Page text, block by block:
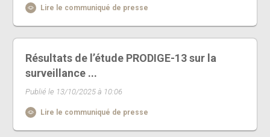
Lire le communiqué de presse
Résultats de l’étude PRODIGE-13 sur la
surveillance ...
Publié le 13/10/2025 à 10:06
Lire le communiqué de presse